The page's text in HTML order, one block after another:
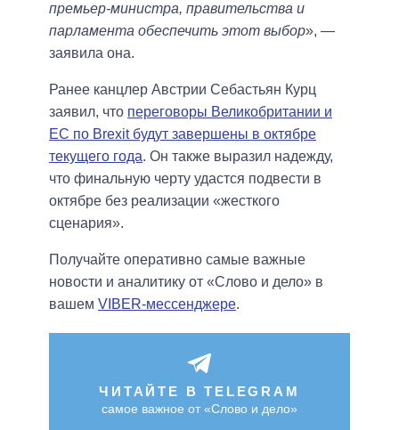
премьер-министра, правительства и
парламента обеспечить этот выбор», —
заявила она.
Ранее канцлер Австрии Себастьян Курц
заявил, что переговоры Великобритании и
ЕС по Brexit будут завершены в октябре
текущего года. Он также выразил надежду,
что финальную черту удастся подвести в
октябре без реализации «жесткого
сценария».
Получайте оперативно самые важные
новости и аналитику от «Слово и дело» в
вашем VIBER-мессенджере.
ЧИТАЙТЕ В TELEGRAM
самое важное от «Слово и дело»